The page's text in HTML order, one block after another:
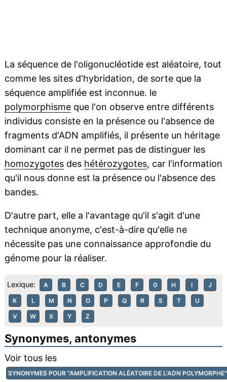
La séquence de l'oligonucléotide est aléatoire, tout
comme les sites d'hybridation, de sorte que la
séquence amplifiée est inconnue. le
polymorphismeque l'on observe entre différents
individus consiste en la présence ou l'absence de
fragments d'ADN amplifiés, il présente un héritage
dominant car il ne permet pas de distinguer les
homozygotesdes hétérozygotes, car l'information
qu'il nous donne est la présence ou l'absence des
bandes.
D'autre part, elle a l'avantage qu'il s'agit d'une
technique anonyme, c'est-à-dire qu'elle ne
nécessite pas une connaissance approfondie du
génome pour la réaliser.
Lexique: A B C D E F G H I J
K L M N O P Q R S T U
V W X Y Z
Synonymes, antonymes
Voir tous les
SYNONYMES POUR "AMPLIFICATION ALÉATOIRE DE L'ADN POLYMORPHE"